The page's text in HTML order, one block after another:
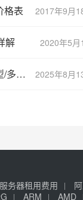
2017年9月
格表
2020年5月
解
2025年8月
阿里云轻量应用服务器：通用型/多公网IP型/国际型/容量型详细介绍
务器租用费用
ARM AMD